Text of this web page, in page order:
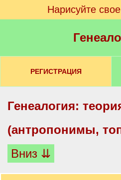
Нарисуйте
РЕГИСТРАЦИЯ
Генеалогия:
(антропонимы,
Вниз ⇊